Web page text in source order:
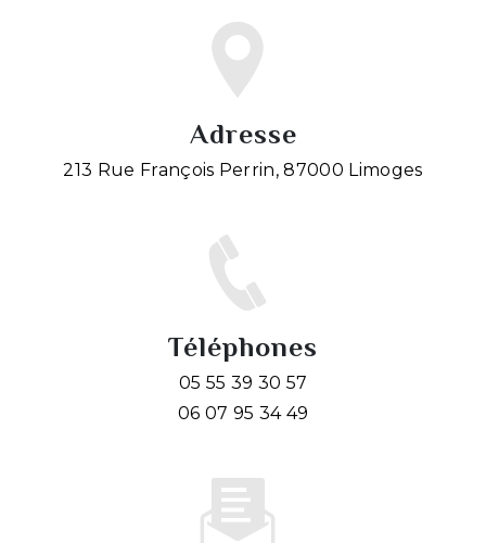
Adresse
213 Rue François Perrin, 87000 Limoges
Téléphones
05 55 39 30 57
06 07 95 34 49